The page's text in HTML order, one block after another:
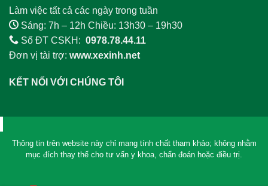
Làm việc tất cả các ngày trong tuần
Sáng: 7h – 12h Chiều: 13h30 – 19h30
Số ĐT CSKH: 0978.78.44.11
Đơn vị tài trợ: www.xexinh.net
KẾT NỐI VỚI CHÚNG TÔI
Thông tin trên website này chỉ mang tính chất tham khảo; không nhằm
mục đích thay thế cho tư vấn y khoa, chẩn đoán hoặc điều trị.